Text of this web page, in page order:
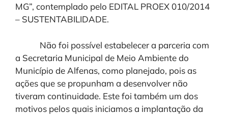
MG”, contemplado pelo EDITAL PROEX 010/2014
– SUSTENTABILIDADE.
Não foi possível estabelecer a parceria com
a Secretaria Municipal de Meio Ambiente do
Município de Alfenas, como planejado, pois as
ações que se propunham a desenvolver não
tiveram continuidade. Este foi também um dos
motivos pelos quais iniciamos a implantação da